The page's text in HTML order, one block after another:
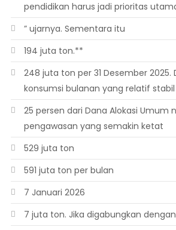
pendidikan harus jadi prioritas
” ujarnya. Sementara itu
194 juta ton.**
248 juta ton per 31 Desember
konsumsi bulanan yang relatif stabil
25 persen dari Dana Alokasi Umum
pengawasan yang semakin ketat
529 juta ton
591 juta ton per bulan
7 Januari 2026
7 juta ton. Jika digabungkan